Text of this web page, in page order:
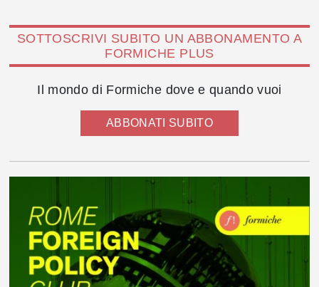
SOTTOSCRIVI SUBITO UN ABBONAMENTO A
FORMICHE PLUS
Il mondo di Formiche dove e quando vuoi
ABBONATI SUBITO